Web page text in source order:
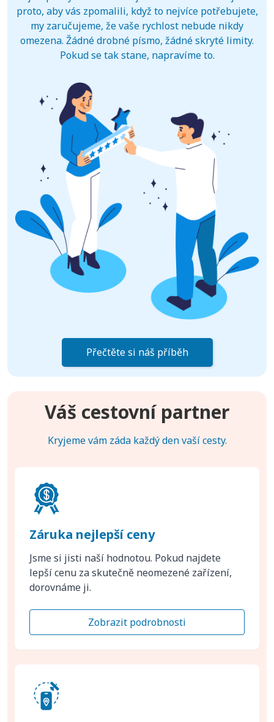
proto, aby vás zpomalili, když to nejvíce potřebujete,
my zaručujeme, že vaše rychlost nebude nikdy
omezena. Žádné drobné písmo, žádné skryté limity.
Pokud se tak stane, napravíme to.
Přečtěte si náš příběh
Váš cestovní partner
Kryjeme vám záda každý den vaší cesty.
Záruka nejlepší ceny
Jsme si jisti naší hodnotou. Pokud najdete
lepší cenu za skutečně neomezené zařízení,
dorovnáme ji.
Zobrazit podrobnosti